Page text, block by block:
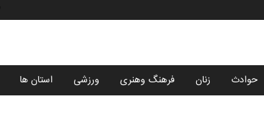
حوادث زنان فرهنگ وهنری ورزشی استان ها